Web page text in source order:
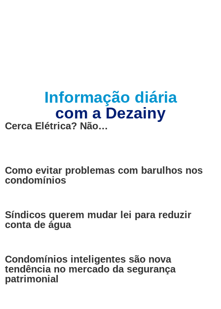
Informação diária
com a Dezainy
Cerca Elétrica? Não…
Como evitar problemas com barulhos nos
condomínios
Síndicos querem mudar lei para reduzir
conta de água
Condomínios inteligentes são nova
tendência no mercado da segurança
patrimonial